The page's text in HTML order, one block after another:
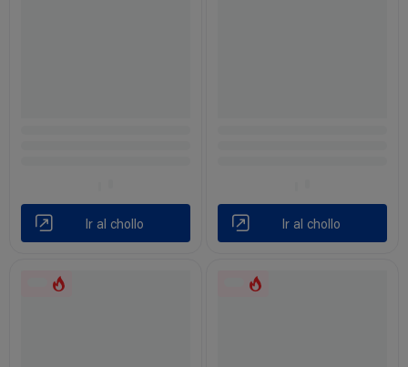
Ir al chollo Ir al chollo